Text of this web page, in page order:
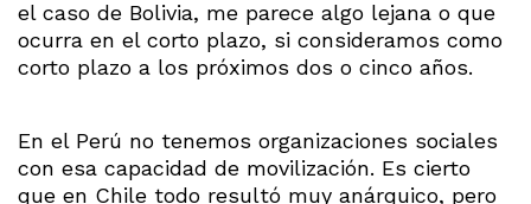
el caso de Bolivia, me parece algo lejana o que
ocurra en el corto plazo, si consideramos como
corto plazo a los próximos dos o cinco años.
En el Perú no tenemos organizaciones sociales
con esa capacidad de movilización. Es cierto
que en Chile todo resultó muy anárquico, pero